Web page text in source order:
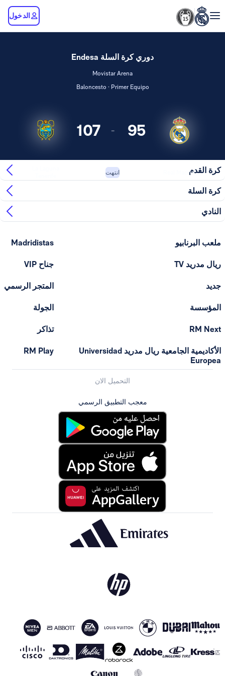
الدخول
دوري كرة السلة Endesa
Movistar Arena
Baloncesto · Primer Equipo
95
-
107
Real Madrid انتهت كرة القدم
كرة السلة
النادي
ملعب البرنابيو
ريال مدريد TV
جديد
المؤسسة
RM Next
الأكاديمية الجامعية ريال مدريد Universidad
Europea
Madridistas
جناح VIP
المتجر الرسمي
الجولة
تذاكر
RM Play
التحميل الان
معجب التطبيق الرسمي